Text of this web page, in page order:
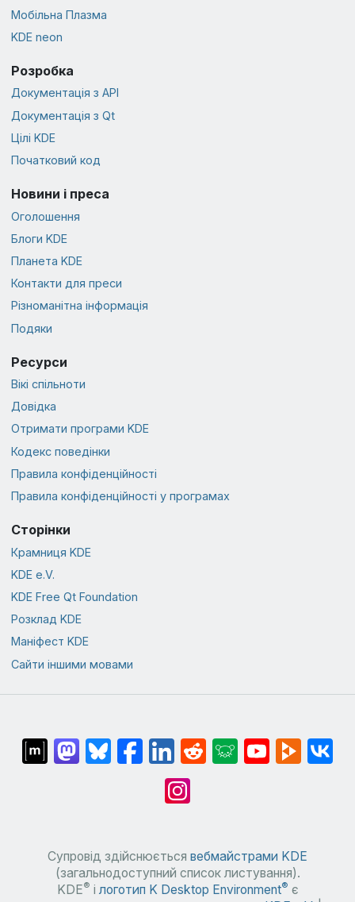
Мобільна Плазма
KDE neon
Розробка
Документація з API
Документація з Qt
Цілі KDE
Початковий код
Новини і преса
Оголошення
Блоги KDE
Планета KDE
Контакти для преси
Різноманітна інформація
Подяки
Ресурси
Вікі спільноти
Довідка
Отримати програми KDE
Кодекс поведінки
Правила конфіденційності
Правила конфіденційності у програмах
Сторінки
Крамниця KDE
KDE e.V.
KDE Free Qt Foundation
Розклад KDE
Маніфест KDE
Сайти іншими мовами
Супровід здійснюється вебмайстрами KDE
(загальнодоступний список листування).
KDE® і логотип K Desktop Environment® є